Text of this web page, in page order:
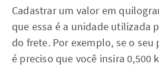
Cadastrar um valor em
que essa é a unidade utilizada
do frete. Por exemplo, se o
é preciso que você insira 0,500